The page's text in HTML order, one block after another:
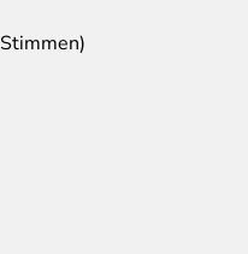
Stimmen)